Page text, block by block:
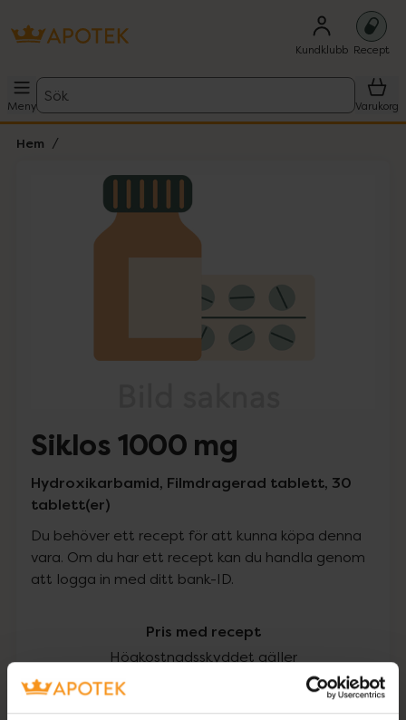
Kundklubb Recept
Meny
Sök
Varukorg
Hem
Lista: . Innehåller 1 objekt.
Siklos 1000 mg
Hydroxikarbamid, Filmdragerad tablett, 30
tablett(er)
Du behöver ett recept för att kunna köpa denna
vara. Om du har ett recept kan du handla genom
att logga in med ditt bank-ID.
Pris med recept
Högkostnadsskyddet gäller
3195 kr